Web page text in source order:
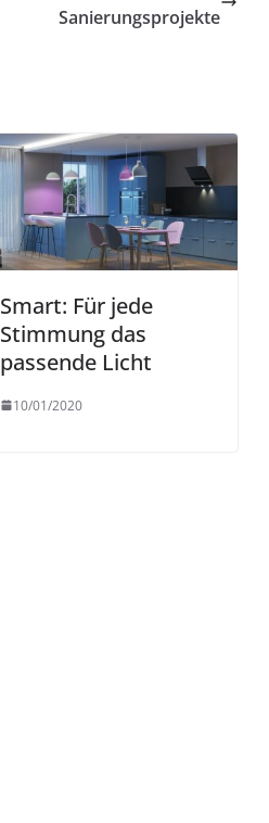
Sanierungsprojekte
Smart: Für jede
Stimmung das
passende Licht
10/01/2020